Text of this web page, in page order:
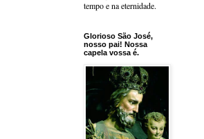
tempo e na eternidade.
Glorioso São José,
nosso pai! Nossa
capela vossa é.